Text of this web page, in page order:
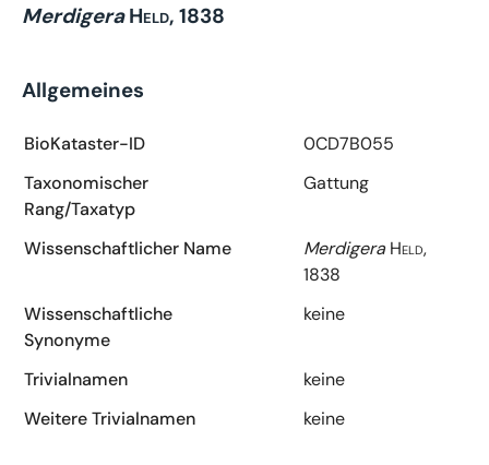
Merdigera Held, 1838
Allgemeines
BioKataster-ID
0CD7B055
Taxonomischer
Rang/Taxatyp
Gattung
Wissenschaftlicher Name Merdigera Held,
1838
Wissenschaftliche
Synonyme
keine
Trivialnamen
keine
Weitere Trivialnamen
keine